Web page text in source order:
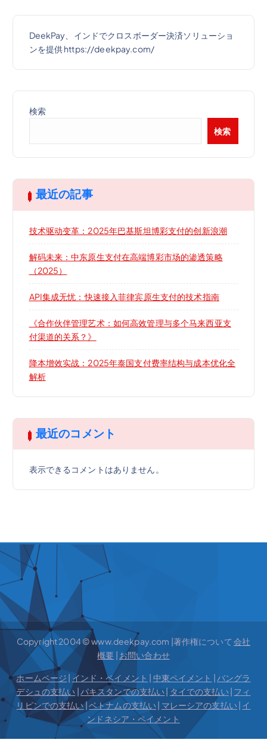
DeekPay、インドでクロスボーダー決済ソリューショ
ンを提供 https://deekpay.com/
検索
検索
最近の記事
技术驱动变革：2025年巴基斯坦博彩支付的创新浪潮
解码未来：中东原生支付在高端博彩市场的渗透策略
（2025）
API集成无忧：快速接入菲律宾原生支付的技术指南
《合作伙伴管理艺术：如何高效管理与多个马来西亚支
付渠道的关系？》
降本增效实战：2025年泰国支付费率结构与成本优化全
解析
最近のコメント
表示できるコメントはありません。
Copyright 2004 © www.deekpay.com |著作権について 会社
概要 お問い合わせ
ホームページ | インド・ペイメント | 中東ペイメント | バングラ
デシュの支払い | パキスタンでの支払い | タイでの支払い | フィ
リピンでの支払い|ベトナムの支払い | マレーシアの支払い | イ
ンドネシア・ペイメント